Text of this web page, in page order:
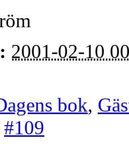
2001-02-10
bok,
#109